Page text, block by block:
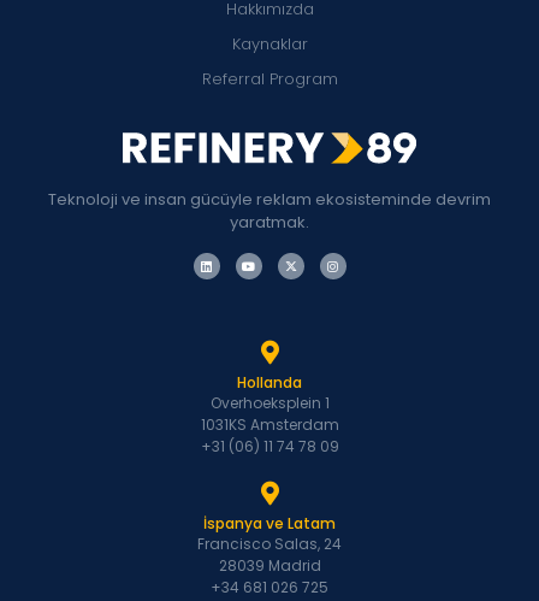
Teknoloji ve insan gücüyle reklam ekosisteminde devrim
yaratmak.
Hakkımızda
Kaynaklar
Referral Program
Hollanda
Overhoeksplein 1
1031KS Amsterdam
+31 (06) 11 74 78 09
İspanya ve Latam
Francisco Salas, 24
28039 Madrid
+34 681 026 725